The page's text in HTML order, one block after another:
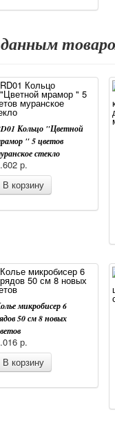
Кольцо "Цветной
" 5 цветов
стекло
р.
В корзину
микробисер 6
50 см 8 новых
р.
В корзину